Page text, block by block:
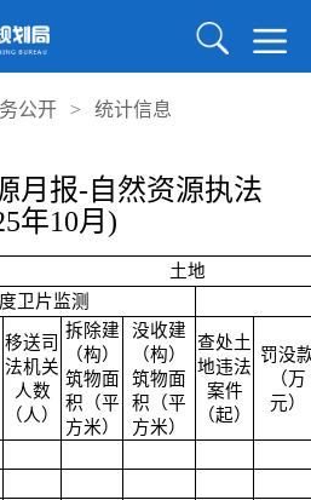
公开 > 统计信息
月报-自然资源执法
年10月)
土地
卫片监测
移送司
法机关
人数
（人）
拆除建
（构）
筑物面
积（平
方米）
没收建
（构）
筑物面
积（平
方米）
查处土
地违法
案件
（起）
罚没
（万
元）